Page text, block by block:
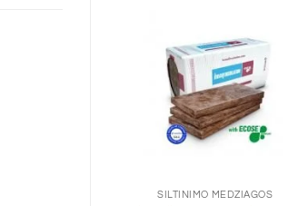
ŠILTINIMO MEDŽIAGOS